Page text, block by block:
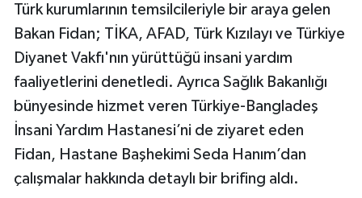
Türk kurumlarının temsilcileriyle bir araya gelen
Bakan Fidan; TİKA, AFAD, Türk Kızılayı ve Türkiye
Diyanet Vakfı'nın yürüttüğü insani yardım
faaliyetlerini denetledi. Ayrıca Sağlık Bakanlığı
bünyesinde hizmet veren Türkiye-Bangladeş
İnsani Yardım Hastanesi’ni de ziyaret eden
Fidan, Hastane Başhekimi Seda Hanım’dan
çalışmalar hakkında detaylı bir brifing aldı.